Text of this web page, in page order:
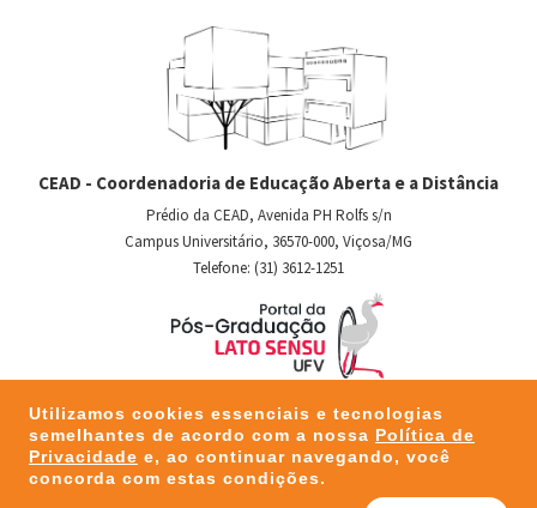
CEAD - Coordenadoria de Educação Aberta e a Distância
Prédio da CEAD, Avenida PH Rolfs s/n
Campus Universitário, 36570-000, Viçosa/MG
Telefone: (31) 3612-1251
©2026 - TODOS OS DIREITOS RESERVADOS - DESENVOLVIDO
Utilizamos cookies essenciais e tecnologias
semelhantes de acordo com a nossa Política de
Privacidade e, ao continuar navegando, você
concorda com estas condições.